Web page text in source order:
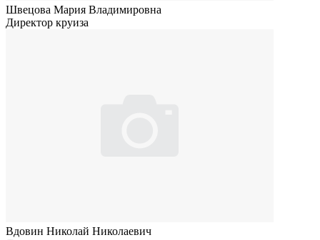
Швецова Мария Владимировна
Директор круиза
Вдовин Николай Николаевич